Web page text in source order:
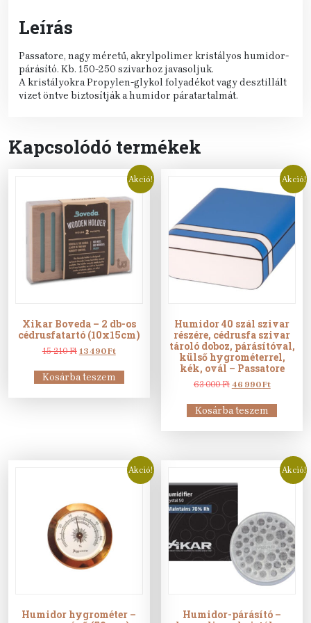
Leírás
Passatore, nagy méretű, akrylpolimer kristályos humidor-
párásító. Kb. 150-250 szivarhoz javasoljuk.
A kristályokra Propylen-glykol folyadékot vagy desztillált
vizet öntve biztosítják a humidor páratartalmát.
Kapcsolódó termékek
Akció!
Xikar Boveda – 2 db-os
cédrusfatartó (10x15cm)
15 210Ft Original
was:
15
13 490FtCurrent
is:
13
Kosárba teszem
Akció!
Humidor 40 szál szivar
részére, cédrusfa szivar
tároló doboz, párásítóval,
külső hygrométerrel,
kék, ovál – Passatore
63 000Ft Original
was:
63
46 990FtCurrent
is:
46
Kosárba teszem
Akció!
Humidor hygrométer –
Akció!
Humidor-párásító –